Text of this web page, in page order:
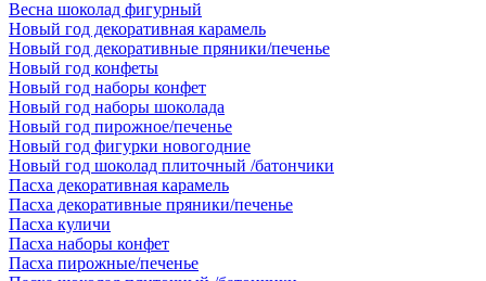
Весна шоколад фигурный
Новый год декоративная карамель
Новый год декоративные пряники/печенье
Новый год конфеты
Новый год наборы конфет
Новый год наборы шоколада
Новый год пирожное/печенье
Новый год фигурки новогодние
Новый год шоколад плиточный /батончики
Пасха декоративная карамель
Пасха декоративные пряники/печенье
Пасха куличи
Пасха наборы конфет
Пасха пирожные/печенье